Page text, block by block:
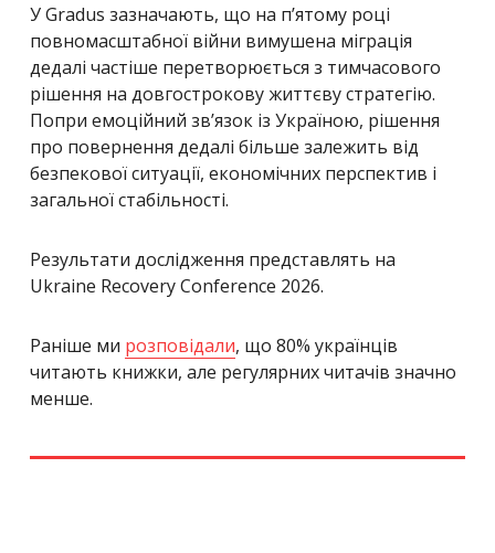
У Gradus зазначають, що на п’ятому році
повномасштабної війни вимушена міграція
дедалі частіше перетворюється з тимчасового
рішення на довгострокову життєву стратегію.
Попри емоційний зв’язок із Україною, рішення
про повернення дедалі більше залежить від
безпекової ситуації, економічних перспектив і
загальної стабільності.
Результати дослідження представлять на
Ukraine Recovery Conference 2026.
Раніше ми розповідали, що 80% українців
читають книжки, але регулярних читачів значно
менше.